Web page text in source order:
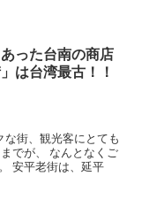
った台南の商店
は台湾最古！！
街、観光客にとても
でが、 なんとなくご
安平老街は、延平